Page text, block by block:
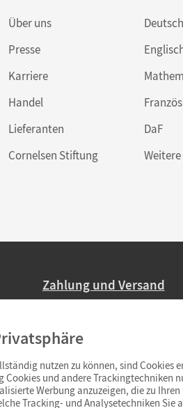
Über uns
Presse
Karriere
Handel
Lieferanten
Cornelsen Stiftung
Deutsch
DaF
Zahlung und Versand
Ab 59,– EUR Bestellwert
(Lieferung in 3–6 Tagen).
nutzen zu können, sind Cookies
und andere Trackingtechniken
Werbung anzuzeigen, die zu
Tracking- und Analysetechniken Sie